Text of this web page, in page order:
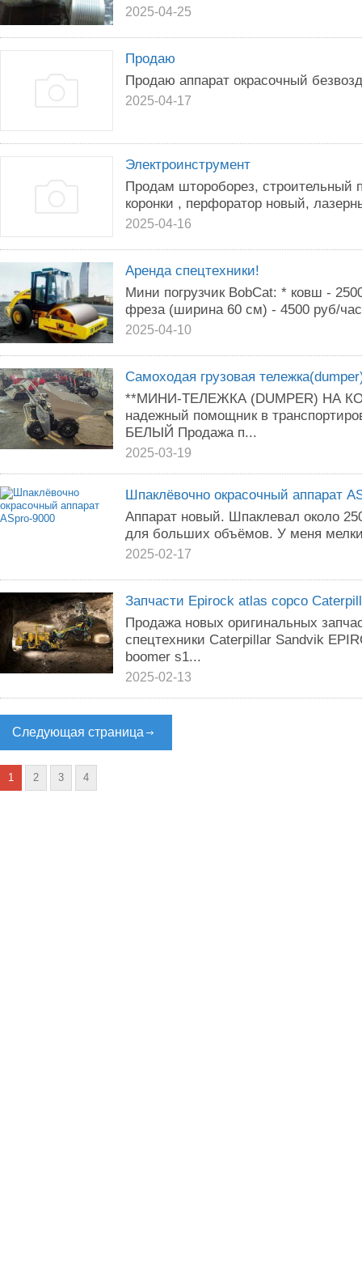
2025-04-25
Продаю
Продаю аппарат окрасочный
2025-04-17
Электроинструмент
Продам штороборез, строительный
коронки , перфоратор новый,
2025-04-16
Аренда спецтехники!
Мини погрузчик BobCat: * ковш -
фреза (ширина 60 см) - 4500 руб/
2025-04-10
Самоходая грузовая
**МИНИ-ТЕЛЕЖКА (DUMPER) НА
надежный помощник в
БЕЛЫЙ Продажа п...
2025-03-19
Шпаклёвочно окрасочный аппарат
Аппарат новый. Шпаклевал около
для больших объёмов. У меня
2025-02-17
Запчасти Epirock atlas copco
Продажа новых оригинальных
спецтехники Caterpillar Sandvik
boomer s1...
2025-02-13
Следующая страница
1 2 3 4